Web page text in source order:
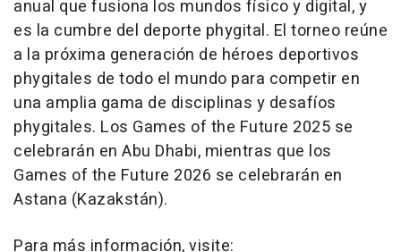
anual que fusiona los mundos físico y digital, y
es la cumbre del deporte phygital. El torneo reúne
a la próxima generación de héroes deportivos
phygitales de todo el mundo para competir en
una amplia gama de disciplinas y desafíos
phygitales. Los Games of the Future 2025 se
celebrarán en Abu Dhabi, mientras que los
Games of the Future 2026 se celebrarán en
Astana (Kazakstán).
Para más información, visite: